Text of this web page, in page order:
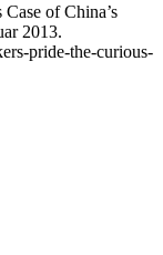
of China’s
2013.
pride-the-curious-